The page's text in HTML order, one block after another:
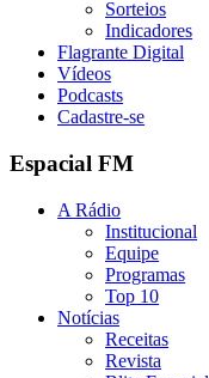
Sorteios
Indicadores
Flagrante Digital
Vídeos
Podcasts
Cadastre-se
Espacial FM
A Rádio
Institucional
Equipe
Programas
Top 10
Notícias
Receitas
Revista